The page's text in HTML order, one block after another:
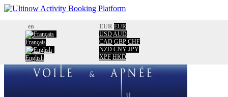
en
Français
English
EUR EUR
USDAUD
CAD GBP CHF
NZD CNY JPY
XPF HKD
Home
Booking
Calendar
Information
Usefull information